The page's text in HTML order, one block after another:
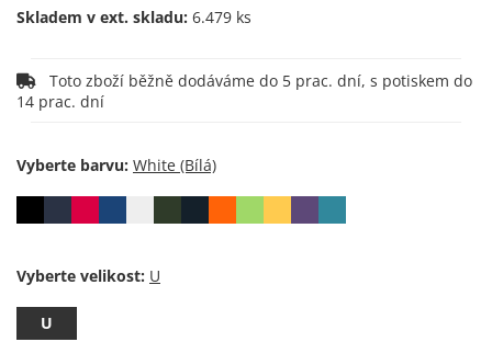
Skladem v ext. skladu: 6.479 ks
14 prac. dní
Vyberte barvu:
Vyberte velikost:
U